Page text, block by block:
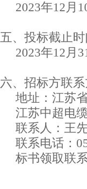
2023年12 月
五、投标截止
2023年1 2 月
六、招标方联
地址：江苏
江苏中超电
联系人：王
联系电话：
标书领取联